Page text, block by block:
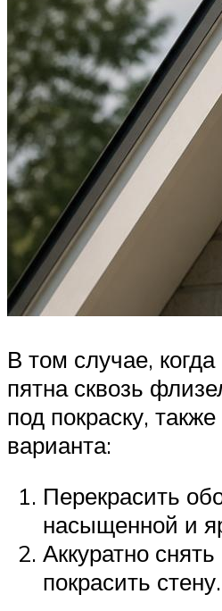
В том случае,
пятна сквозь
под покраску,
варианта:
Перекрасить
насыщенной и
Аккуратно
покрасить стену.